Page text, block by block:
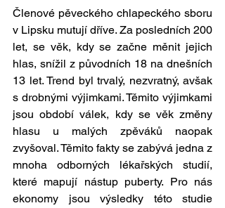
Členové pěveckého chlapeckého sboru
v Lipsku mutují dříve. Za posledních 200
let, se věk, kdy se začne měnit jejich
hlas, snížil z původních 18 na dnešních
13 let. Trend byl trvalý, nezvratný, avšak
s drobnými výjimkami. Těmito výjimkami
jsou období válek, kdy se věk změny
hlasu u malých zpěváků naopak
zvyšoval. Těmito fakty se zabývá jedna z
mnoha odborných lékařských studií,
které mapují nástup puberty. Pro nás
ekonomy jsou výsledky této studie